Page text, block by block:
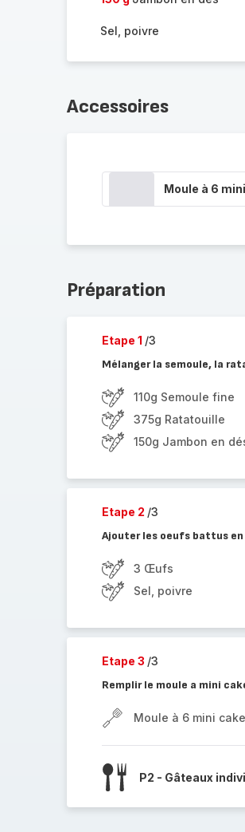
Sel, poivre
Accessoires
Moule à 6
Préparation
Etape 1 /3
Mélanger la semoule, la
110g Semoule fine
375g Ratatouille
150g Jambon en
Etape 2 /3
Ajouter les oeufs battus
3 Œufs
Sel, poivre
Etape 3 /3
Remplir le moule a mini
Moule à 6 mini
P2 - Gâteaux